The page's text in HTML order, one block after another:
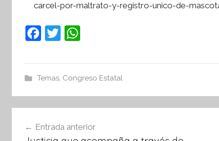
carcel-por-maltrato-y-registro-unico-de-
F
e
b
o
o
T
er s
A
p
p
Temas, Congreso Estatal
de
Entrada anterior